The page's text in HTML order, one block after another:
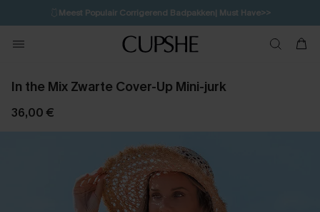
🩱Meest Populair Corrigerend Badpakken| Must Have>>
💌Abonneer je & ontvang tot 15% korting>>
Koop 3, krijg 15% korting | CODE: SW15 1D:10H:58M:19S
In the Mix Zwarte Cover-Up Mini-jurk
36,00 €